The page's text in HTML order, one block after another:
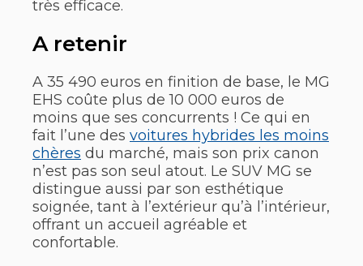
très efficace.
A retenir
A 35 490 euros en finition de base, le MG
EHS coûte plus de 10 000 euros de
moins que ses concurrents ! Ce qui en
fait l’une des voitures hybrides les moins
chères du marché, mais son prix canon
n’est pas son seul atout. Le SUV MG se
distingue aussi par son esthétique
soignée, tant à l’extérieur qu’à l’intérieur,
offrant un accueil agréable et
confortable.